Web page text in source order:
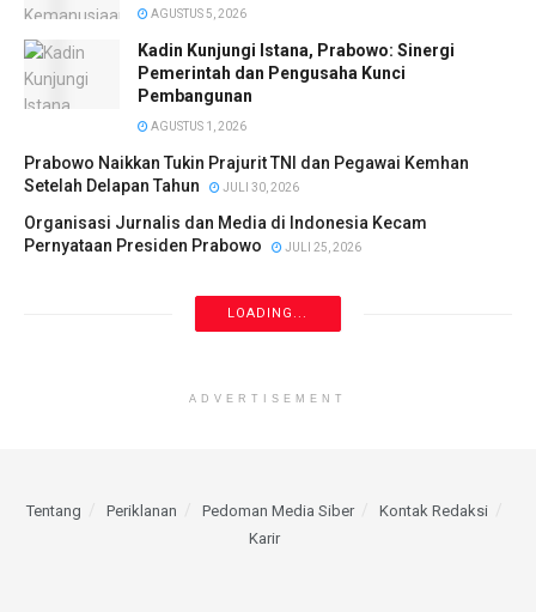
AGUSTUS 5, 2026
Kadin Kunjungi Istana, Prabowo: Sinergi
Pemerintah dan Pengusaha Kunci
Pembangunan
AGUSTUS 1, 2026
Prabowo Naikkan Tukin Prajurit TNI dan Pegawai Kemhan
Setelah Delapan Tahun
JULI 30, 2026
Organisasi Jurnalis dan Media di Indonesia Kecam
Pernyataan Presiden Prabowo
JULI 25, 2026
LOADING...
ADVERTISEMENT
Tentang Periklanan Pedoman Media Siber
Kontak Redaksi
Karir